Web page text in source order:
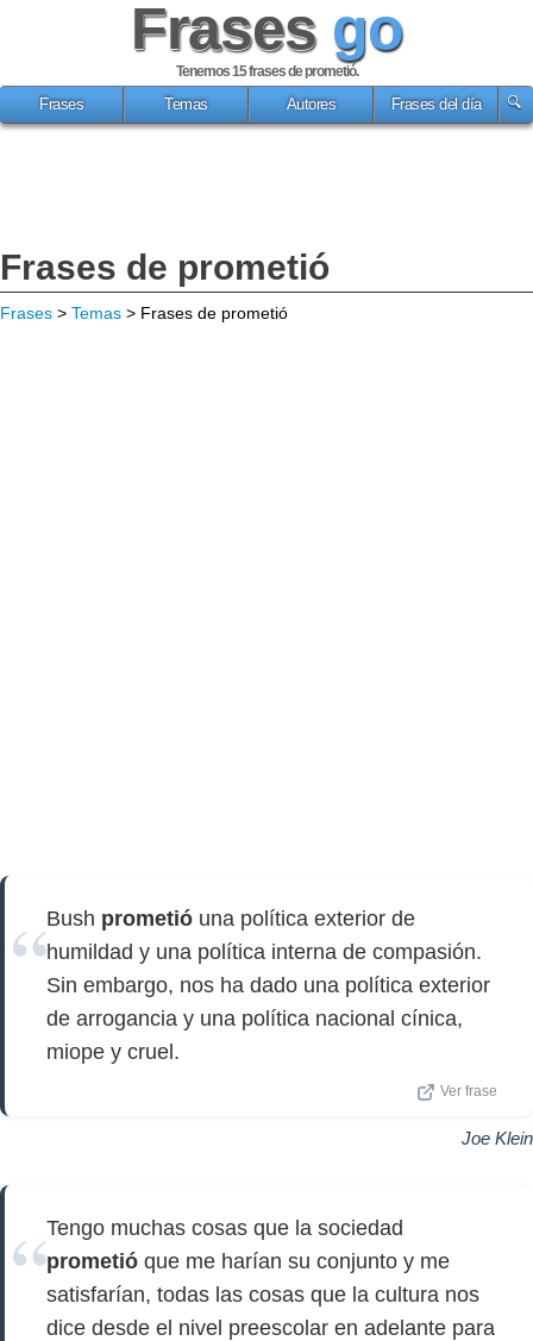
Frases go
Tenemos 15frases de prometió.
Frases
Temas Autores Frases del día
Frases de prometió
Frases > Temas > Frases de prometió
Bush prometió una política exterior de
humildad y una política interna de compasión.
Sin embargo, nos ha dado una política exterior
de arrogancia y una política nacional cínica,
miope y cruel.
Ver frase
Joe Klein
Tengo muchas cosas que la sociedad
prometió que me harían su conjunto y me
satisfarían, todas las cosas que la cultura nos
dice desde el nivel preescolar en adelante para